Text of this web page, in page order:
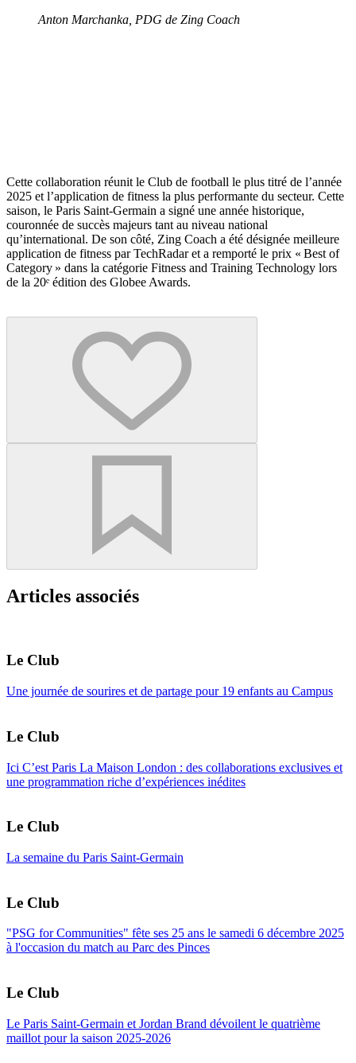
Anton Marchanka, PDG de Zing Coach
Cette collaboration réunit le Club de football le plus titré de l’année
2025 et l’application de fitness la plus performante du secteur. Cette
saison, le Paris Saint-Germain a signé une année historique,
couronnée de succès majeurs tant au niveau national
qu’international. De son côté, Zing Coach a été désignée meilleure
application de fitness par TechRadar et a remporté le prix « Best of
Category » dans la catégorie Fitness and Training Technology lors
de la 20ᵉ édition des Globee Awards.
Articles associés
Le Club
Une journée de sourires et de partage pour 19 enfants au Campus
Le Club
Ici C’est Paris La Maison London : des collaborations exclusives et
une programmation riche d’expériences inédites
Le Club
La semaine du Paris Saint-Germain
Le Club
"PSG for Communities" fête ses 25 ans le samedi 6 décembre 2025
à l'occasion du match au Parc des Pinces
Le Club
Le Paris Saint-Germain et Jordan Brand dévoilent le quatrième
maillot pour la saison 2025-2026